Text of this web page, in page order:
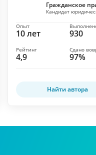
Гражданское
Кандидат
10 лет
Опыт
930
4,9
Рейтинг
97%
Сдано
Найти автора